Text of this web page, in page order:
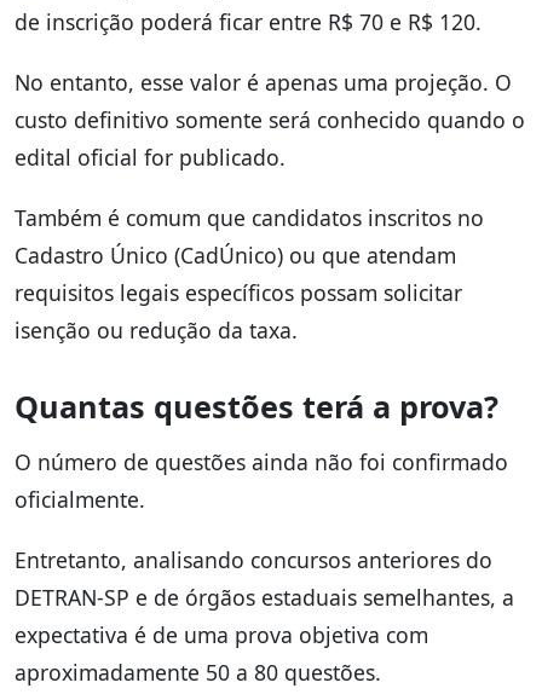
de inscrição poderá ficar entre R$ 70 e R$ 120.
No entanto, esse valor é apenas uma projeção. O
custo definitivo somente será conhecido quando o
edital oficial for publicado.
Também é comum que candidatos inscritos no
Cadastro Único (CadÚnico) ou que atendam
requisitos legais específicos possam solicitar
isenção ou redução da taxa.
Quantas questões terá a prova?
O número de questões ainda não foi confirmado
oficialmente.
Entretanto, analisando concursos anteriores do
DETRAN-SP e de órgãos estaduais semelhantes, a
expectativa é de uma prova objetiva com
aproximadamente 50 a 80 questões.